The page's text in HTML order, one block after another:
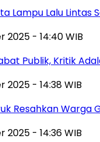
Lampu Lalu
2025 - 14:40 WIB
Publik, Kritik
2025 - 14:38 WIB
Resahkan Warga
2025 - 14:36 WIB